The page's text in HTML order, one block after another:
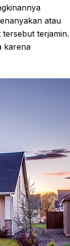
atau
terjamin.
karena